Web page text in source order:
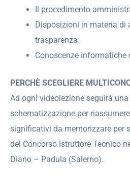
Il procedimento
Disposizioni in materia di
trasparenza.
Conoscenze informatiche
PERCHÈ SCEGLIERE
Ad ogni videolezione seguirà
schematizzazione per
significativi da memorizzare per
del Concorso Istruttore Tecnico
Diano – Padula (Salerno).